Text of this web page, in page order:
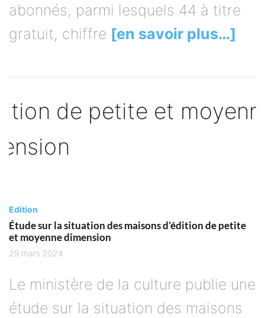
abonnés, parmi lesquels 44 à titre
gratuit, chiffre [en savoir plus…]
Edition
Étude sur la situation des maisons d’édition de petite
et moyenne dimension
29 mars 2024
Le ministère de la culture publie une
étude sur la situation des maisons